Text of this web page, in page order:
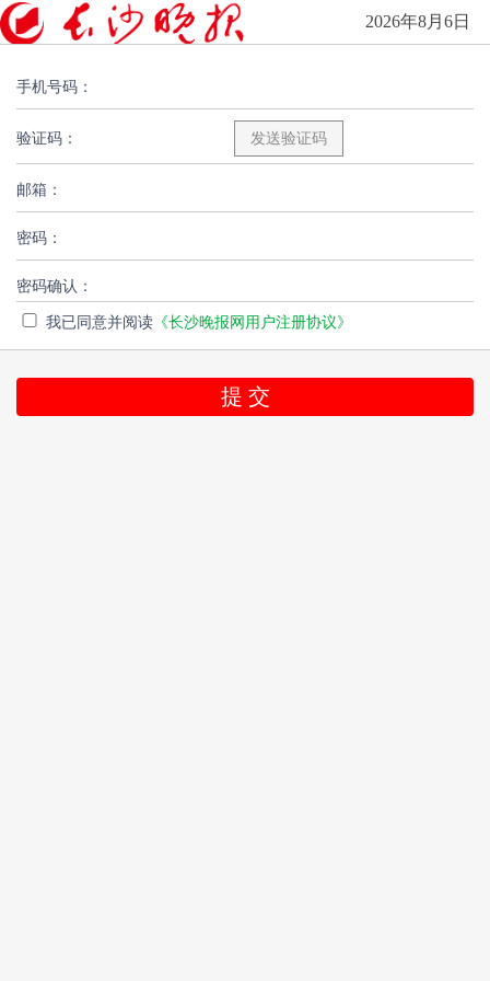
2026年8月6日
手机号码：
验证码：
邮箱：
密码：
密码确认：
我已同意并阅读 《长沙晚报网用户注册协议》
提 交